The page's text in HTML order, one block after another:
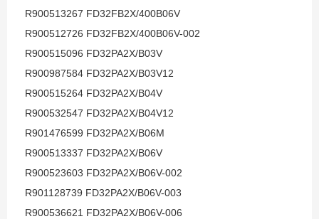
R900513267 FD32FB2X/400B06V
R900512726 FD32FB2X/400B06V-002
R900515096 FD32PA2X/B03V
R900987584 FD32PA2X/B03V12
R900515264 FD32PA2X/B04V
R900532547 FD32PA2X/B04V12
R901476599 FD32PA2X/B06M
R900513337 FD32PA2X/B06V
R900523603 FD32PA2X/B06V-002
R901128739 FD32PA2X/B06V-003
R900536621 FD32PA2X/B06V-006